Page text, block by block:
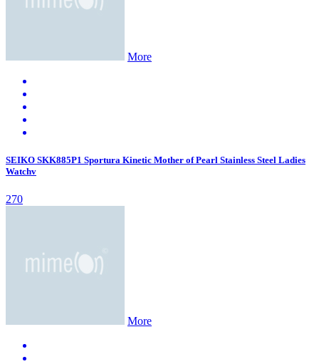
More
SEIKO SKK885P1 Sportura Kinetic Mother of Pearl Stainless Steel Ladies
Watchv
270
More